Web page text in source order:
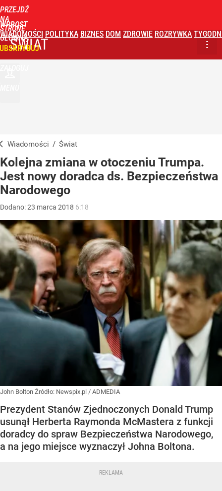
PRZEJDŹ
NA
STRONĘ
GŁÓWNĄ
WPROST
WIADOMOŚCI POLITYKA BIZNES DOM ZDROWIE ROZRYWKA
ŚWIAT
Wiadomości / Świat
Kolejna zmiana w otoczeniu Trumpa.
Jest nowy doradca ds. Bezpieczeństwa
Narodowego
Dodano:23 marca 2018 6:18
John Bolton Źródło: Newspix.pl / ADMEDIA
Prezydent Stanów Zjednoczonych Donald Trump
usunął Herberta Raymonda McMastera z funkcji
doradcy do spraw Bezpieczeństwa Narodowego,
a na jego miejsce wyznaczył Johna Boltona.